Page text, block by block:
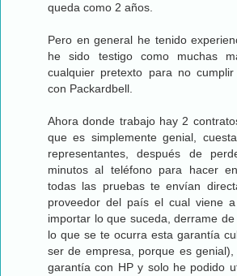
queda como 2 años.
Pero en general he tenido
he sido testigo como muchas
cualquier pretexto para no
con Packardbell.
Ahora donde trabajo hay 2
que es simplemente genial,
representantes, después de
minutos al teléfono para hacer
todas las pruebas te envían
proveedor del país el cual viene
importar lo que suceda, derrame
lo que se te ocurra esta garantía
ser de empresa, porque es
garantía con HP y solo he podido